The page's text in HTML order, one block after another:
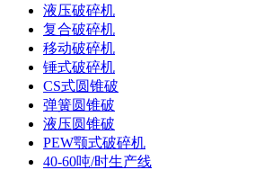
液压破碎机
复合破碎机
移动破碎机
锤式破碎机
CS式圆锥破
弹簧圆锥破
液压圆锥破
PEW颚式破碎机
40-60吨/时生产线